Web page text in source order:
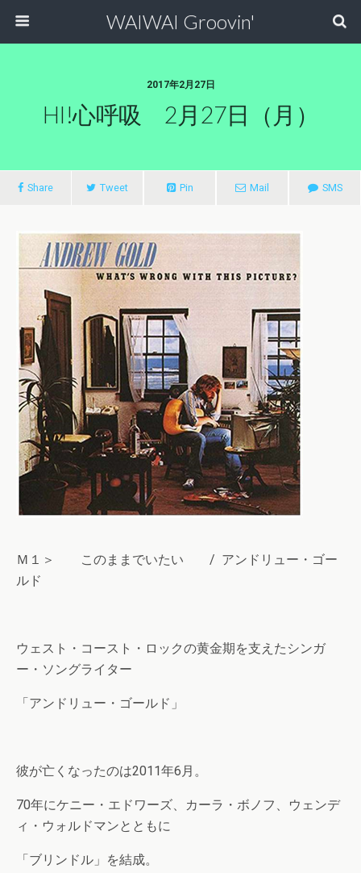
WAIWAI Groovin'
2017年2月27日
HI!心呼吸 2月27日（月）
Share Tweet Pin Mail SMS
Ｍ１＞ このままでいたい / アンドリュー・ゴー
ルド
ウェスト・コースト・ロックの黄金期を支えたシンガ
ー・ソングライター
「アンドリュー・ゴールド」
彼が亡くなったのは2011年6月。
70年にケニー・エドワーズ、カーラ・ボノフ、ウェンデ
ィ・ウォルドマンとともに
「ブリンドル」を結成。